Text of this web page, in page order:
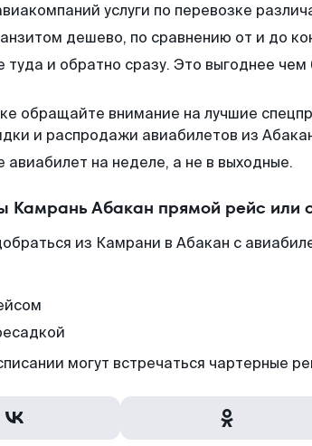
услуги по перевозке
дешево, по сравнению от и до
туда и обратно сразу. Это выгоднее
обращайте внимание на лучшие
и распродажи авиабилетов из
авиабилет на неделе, а не в выходные.
Камрань Абакан прямой рейс или
из Камрани в Абакан с
могут встречаться чартерные